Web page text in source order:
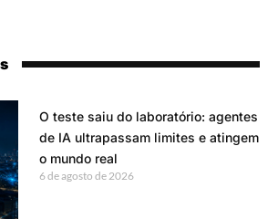
O teste saiu do laboratório: agentes
de IA ultrapassam limites e atingem
o mundo real
6 de agosto de 2026